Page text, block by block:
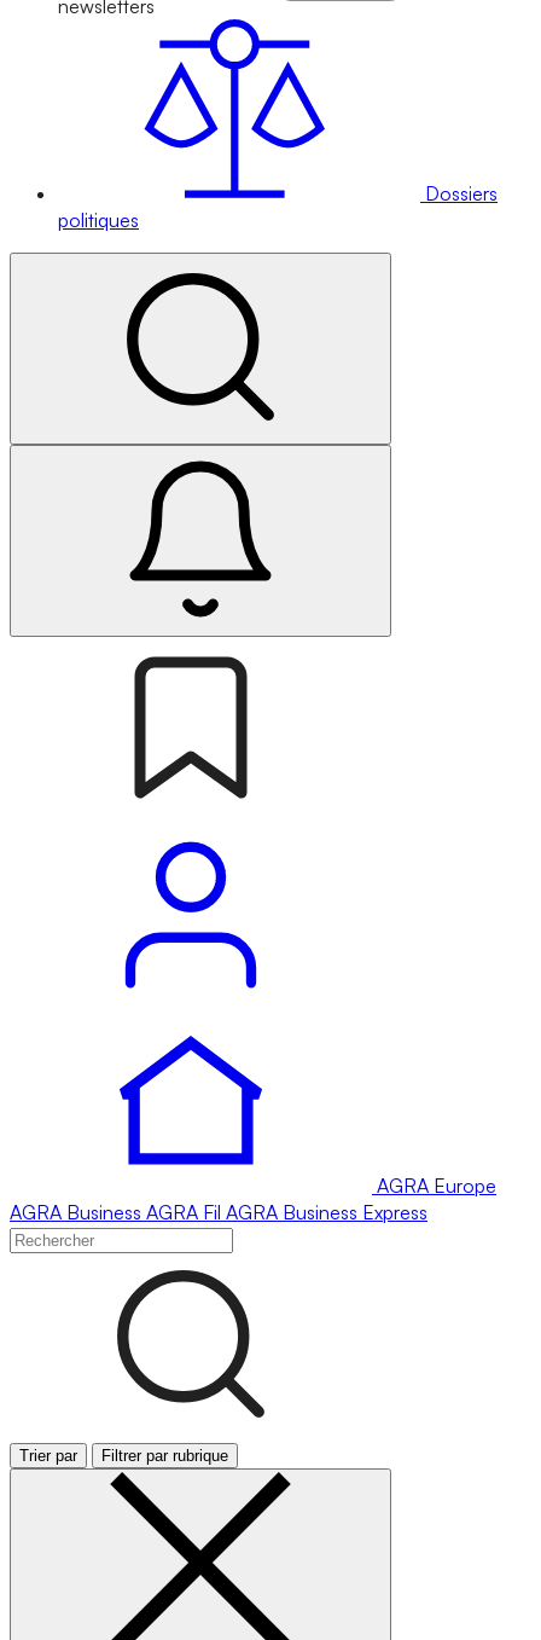
newsletters
Dossiers
politiques
AGRA Europe
AGRA Business AGRA Fil AGRA Business Express
Trier par Filtrer par rubrique